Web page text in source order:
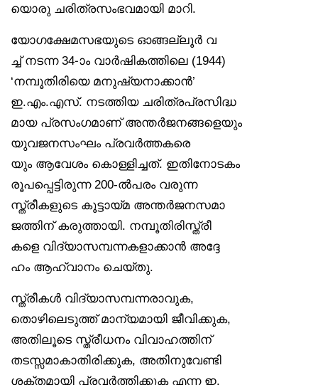
യൊരു ചരിത്രസംഭവമായി മാറി.
യോഗക്ഷേമസഭയുടെ ഓങ്ങല്ലൂർ വ
ച്ച് നടന്ന 34-ാം വാർഷികത്തിലെ (1944)
‘നമ്പൂതിരിയെ മനുഷ്യനാക്കാൻ’
ഇ.എം.എസ്. നടത്തിയ ചരിത്രപ്രസിദ്ധ
മായ പ്രസംഗമാണ് അന്തർജനങ്ങളെയും
യുവജനസംഘം പ്രവർത്തകരെ
യും ആവേശം കൊള്ളിച്ചത്. ഇതിനോടകം
രൂപപ്പെട്ടിരുന്ന 200-ൽപരം വരുന്ന
സ്ത്രീകളുടെ കൂട്ടായ്മ അന്തർജനസമാ
ജത്തിന് കരുത്തായി. നമ്പൂതിരിസ്ത്രീ
കളെ വിദ്യാസമ്പന്നകളാക്കാൻ അദ്ദേ
ഹം ആഹ്വാനം ചെയ്തു.
സ്ത്രീകൾ വിദ്യാസമ്പന്നരാവുക,
തൊഴിലെടുത്ത് മാന്യമായി ജീവിക്കുക,
അതിലൂടെ സ്ത്രീധനം വിവാഹത്തിന്
തടസ്സമാകാതിരിക്കുക, അതിനുവേണ്ടി
ശക്തമായി പ്രവർത്തിക്കുക എന്ന ഇ.